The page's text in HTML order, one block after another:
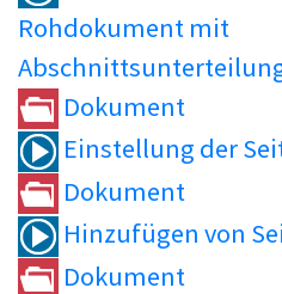
Rohdokument mit
Dokument
Einstellung der
Dokument
Hinzufügen von
Dokument